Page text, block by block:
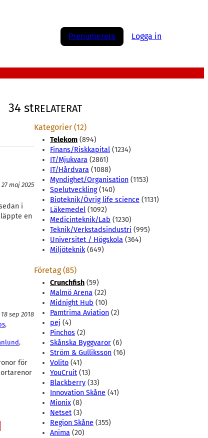
Prenumerera Logga in
34 st
27 maj 2025
i
en
18 sep 2018
för
RELATERAT
Kategorier (12)
Telekom (894)
Finans/Riskkapital (1234)
IT/Mjukvara (2861)
IT/Hårdvara (1088)
Myndighet/Organisation (1153)
Spelutveckling(140)
Bioteknik/Övrig life science (1131)
Läkemedel (1092)
Medicinteknik/Lab (1230)
Teknik/Verkstadsindustri (995)
Universitet / Högskola (364)
Miljöteknik(649)
Företag (85)
Crunchfish (59)
Malmö Arena (22)
Midnight Hub (10)
Pamtrima Aviation (2)
pej (4)
Pinchos (2)
Skånska Byggvaror (6)
Ström & Gulliksson (16)
Volito (41)
YouCruit (13)
Blackberry (33)
Innovation Skåne (41)
Mionix (8)
Netset (3)
Region Skåne (355)
Anima (20)